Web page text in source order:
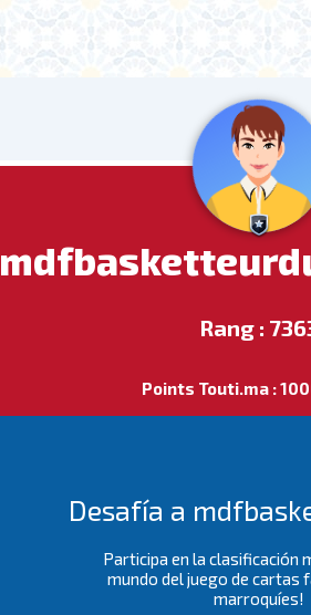
Rang :
Points Touti.ma :
Desafía a
Participa en la clasificación
mundo del juego de cartas
marroquíes!